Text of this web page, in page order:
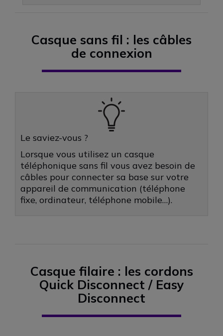
Casque sans fil : les câbles
de connexion
Le saviez-vous ?
Lorsque vous utilisez un casque
téléphonique sans fil vous avez besoin de
câbles pour connecter sa base sur votre
appareil de communication (téléphone
fixe, ordinateur, téléphone mobile…).
Casque filaire : les cordons
Quick Disconnect / Easy
Disconnect